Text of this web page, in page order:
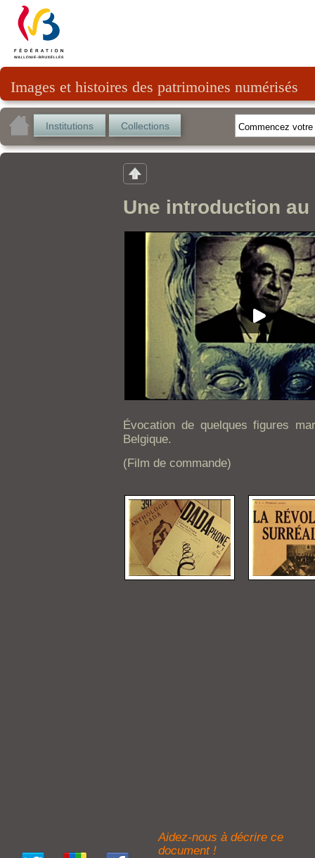
Images et histoires des patrimoines numérisés
Institutions Collections
Une introduction
Évocation de quelques figures
Belgique.
(Film de commande)
Aidez-nous à décrire ce
document !